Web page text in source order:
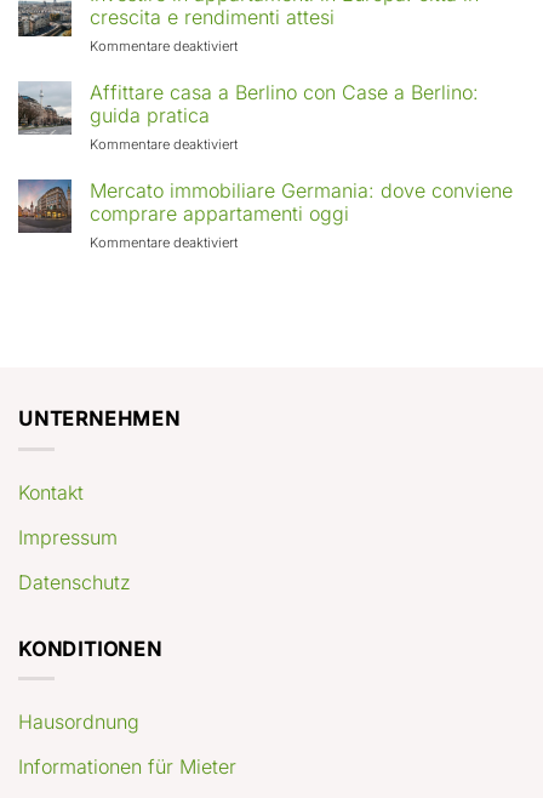
crescita e rendimenti attesi
Kommentare deaktiviertfür
in
Europa:
in
crescita
rendimenti
Affittare casa a Berlino con Case a Berlino:
guida pratica
Kommentare deaktiviertfür
casa
a
Berlino
con
Mercato immobiliare Germania: dove conviene
comprare appartamenti oggi
Kommentare deaktiviertfür
UNTERNEHMEN
Kontakt
Impressum
Datenschutz
KONDITIONEN
Hausordnung
Informationen für Mieter